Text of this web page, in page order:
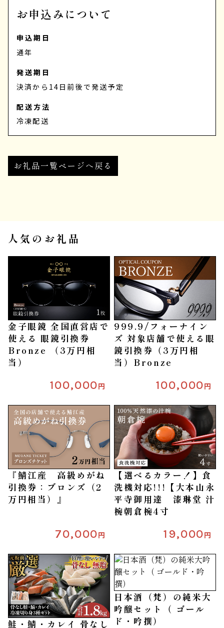
お申込みについて
申込期日
通年
発送期日
決済から14日前後で発送予定
配送方法
冷凍配送
お礼品一覧ページへ戻る
人気のお礼品
金子眼鏡 全国直営店で
使える 眼鏡引換券
Bronze （3万円相
当）
100,000円
999.9/フォーナイン
ズ 対象店舗で使える眼
鏡引換券（3万円相
当）Bronze
100,000円
『鯖江産 高級めがね
引換券：ブロンズ（2
万円相当）』
70,000円
【選べるカラー！】食
洗機対応!!!【大本山永
平寺御用達 漆琳堂 汁
椀朝倉椀4寸
19,000円
鮭・鯖・カレイ 骨なし
日本酒（梵）の純米大
吟醸セット（ ゴール
ド・吟撰）